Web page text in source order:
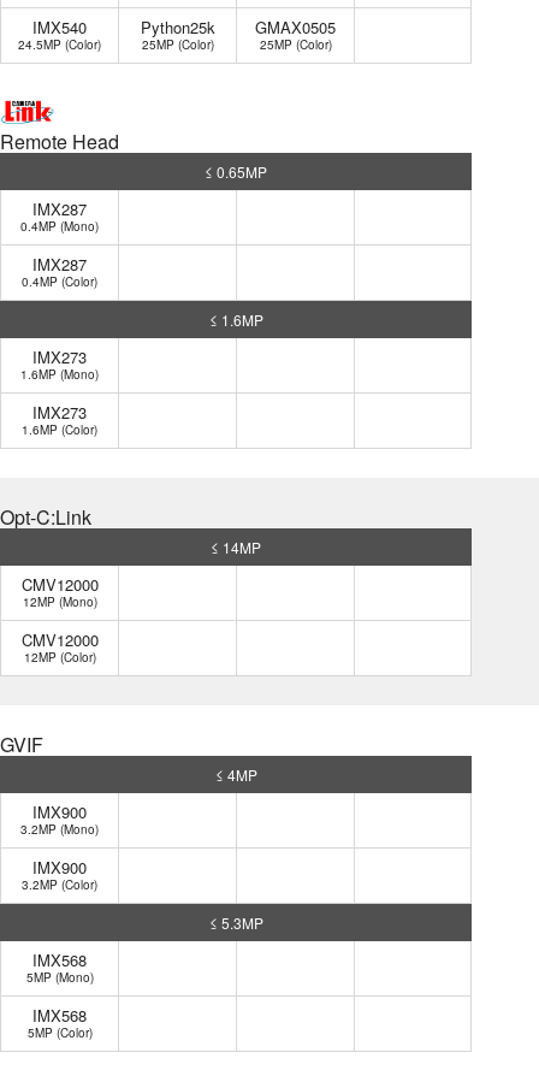
IMX540
24.5MP (Color)
Python25k
25MP (Color)
GMAX0505
25MP (Color)
Remote Head
≤ 0.65MP
IMX287
0.4MP (Mono)
IMX287
0.4MP (Color)
≤ 1.6MP
IMX273
1.6MP (Mono)
IMX273
1.6MP (Color)
Opt-C:Link
≤ 14MP
CMV12000
12MP (Mono)
CMV12000
12MP (Color)
GVIF
≤ 4MP
IMX900
3.2MP (Mono)
IMX900
3.2MP (Color)
≤ 5.3MP
IMX568
5MP (Mono)
IMX568
5MP (Color)